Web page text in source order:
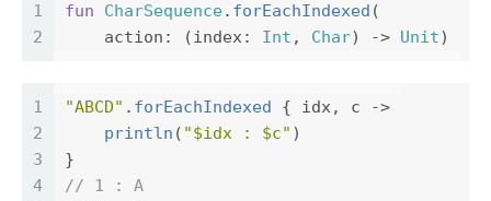
1
2
fun CharSequence. forEachIndexed (
action : (index: Int , Char) -> Unit)
1
2
3
4
"ABCD" . forEachIndexed { idx, c
->
println ( "$idx : $c" )
}
// 1 : A